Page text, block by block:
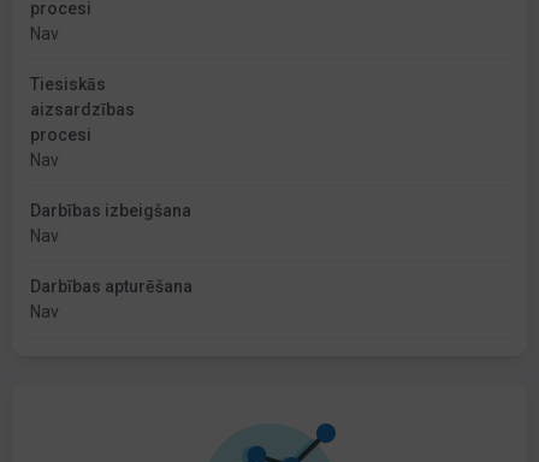
procesi
Nav
Tiesiskās
aizsardzības
procesi
Nav
Darbības izbeigšana
Nav
Darbības apturēšana
Nav